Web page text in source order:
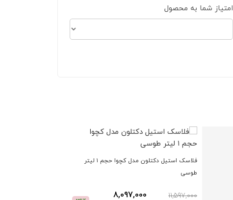
امتیاز شما به محصول
فلاسک استیل دکتلون مدل کچوا حجم ۱ لیتر
طوسی
11,597,000
8,097,000